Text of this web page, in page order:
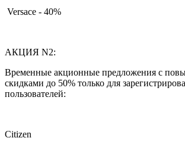
Versace - 40%
АКЦИЯ N2:
Временные акционные предложения с
скидками до 50% только для
пользователей:
Citizen